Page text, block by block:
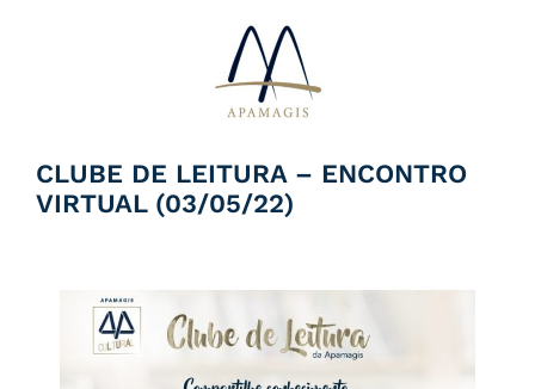
CLUBE DE LEITURA – ENCONTRO
VIRTUAL (03/05/22)